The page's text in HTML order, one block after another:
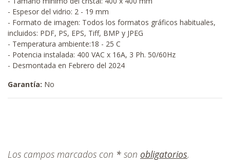
- Espesor del vidrio: 2 - 19 mm
- Formato de imagen: Todos los formatos gráficos habituales,
incluidos: PDF, PS, EPS, Tiff, BMP y JPEG
- Temperatura ambiente:18 - 25 C
- Potencia instalada: 400 VAC x 16A, 3 Ph. 50/60Hz
- Desmontada en Febrero del 2024
Garantía: No
Los campos marcados con * son obligatorios.